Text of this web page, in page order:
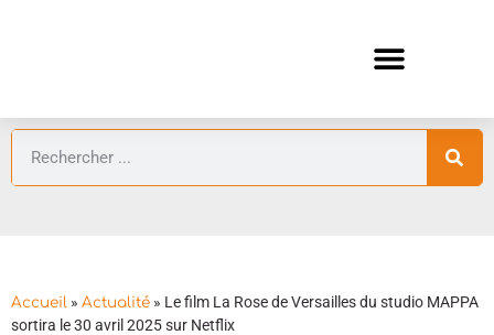
Accueil » Actualité » Le film La Rose de Versailles du studio MAPPA
sortira le 30 avril 2025 sur Netflix